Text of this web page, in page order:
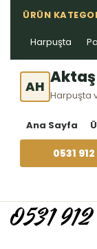
ÜRÜN
Harpuşta
AH
Harpuşta
Ana Sayfa
0531 912
0531